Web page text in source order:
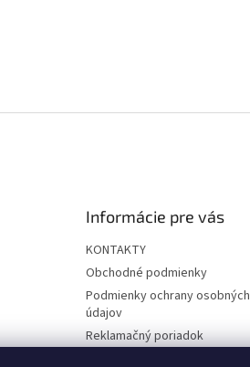
Informácie pre vás
KONTAKTY
Obchodné podmienky
Podmienky ochrany osobných
údajov
Reklamačný poriadok